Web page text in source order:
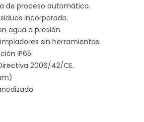
de proceso automático.
incorporado.
agua a presión.
sin herramientas.
IP65.
2006/42/CE.